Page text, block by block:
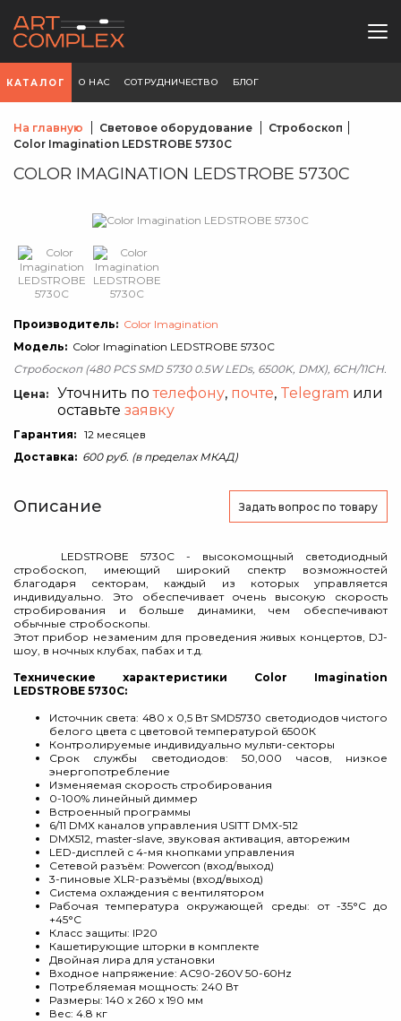
КАТАЛОГ О НАС СОТРУДНИЧЕСТВО БЛОГ
На главную Световое оборудование
Стробоскоп
Color Imagination LEDSTROBE 5730C
COLOR IMAGINATION LEDSTROBE 5730C
Производитель: Color Imagination
Модель: Color Imagination LEDSTROBE 5730C
Стробоскоп (480 PCS SMD 5730 0.5W LEDs, 6500K, DMX), 6CH/11CH.
Цена:
Уточнить потелефону, почте, Telegram или
оставьте заявку
Гарантия: 12 месяцев
Доставка: 600 руб. (в пределах МКАД)
Описание Задать вопрос по товару
LEDSTROBE 5730С - высокомощный светодиодный
стробоскоп, имеющий широкий спектр возможностей
благодаря секторам, каждый из которых управляется
индивидуально. Это обеспечивает очень высокую скорость
стробирования и больше динамики, чем обеспечивают
обычные стробоскопы.
Этот прибор незаменим для проведения живых концертов, DJ-
шоу, в ночных клубах, пабах и т.д.
Технические характеристики Color Imagination
LEDSTROBE 5730C:
Источник света: 480 х 0,5 Вт SMD5730 светодиодов чистого
белого цвета с цветовой температурой 6500К
Контролируемые индивидуально мульти-секторы
Срок службы светодиодов: 50,000 часов, низкое
энергопотребление
Изменяемая скорость стробирования
0-100% линейный диммер
Встроенный программы
6/11 DMX каналов управления USITT DMX-512
DMX512, master-slave, звуковая активация, авторежим
LED-дисплей с 4-мя кнопками управления
Сетевой разъём: Powercon (вход/выход)
3-пиновые XLR-разъёмы (вход/выход)
Система охлаждения с вентилятором
Рабочая температура окружающей среды: от -35°C до
+45°C
Класс защиты: IP20
Кашетирующие шторки в комплекте
Двойная лира для установки
Входное напряжение: AC90-260V 50-60Hz
Потребляемая мощность: 240 Вт
Размеры: 140 х 260 х 190 мм
Вес: 4.8 кг